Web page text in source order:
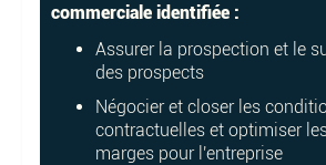
commerciale identifiée :
Assurer la prospection et le
des prospects
Négocier et closer les
contractuelles et optimiser
marges pour l'entreprise